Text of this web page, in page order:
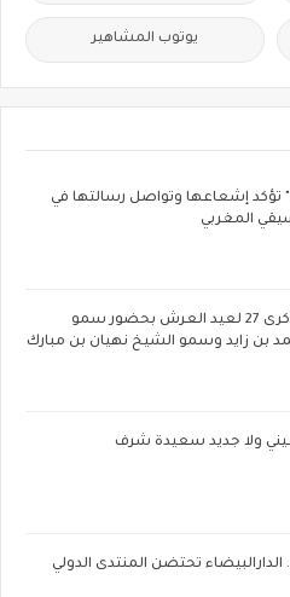
يوتوب المشاهير
تؤكد إشعاعها وتواصل رسالتها في
المغربي
أبوظبي تحتفي بالذكرى 27 لعيد العرش بحضور سمو
بن زايد وسمو الشيخ نهيان بن مبارك
ولا جديد سعيدة شرف
الدارالبيضاء تحتضن المنتدى الدولي